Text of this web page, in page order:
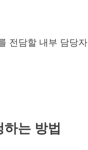
전담할 내부 담당자
는 방법